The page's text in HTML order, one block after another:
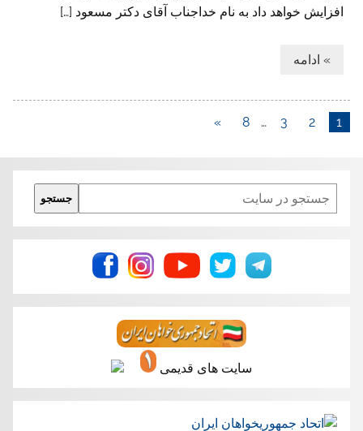
افزایش خواهد داد به نام خداجناب آقای دکتر مسعود […]
» ادامه
1
2
3
…
8
»
Search
جستجو
سایت های قدیمی